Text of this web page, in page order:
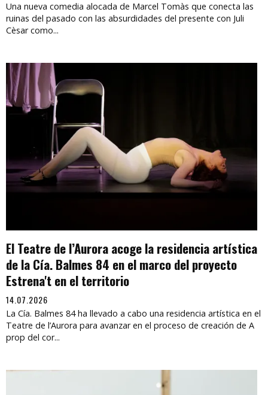
Una nueva comedia alocada de Marcel Tomàs que conecta las
ruinas del pasado con las absurdidades del presente con Juli
Cèsar como...
El Teatre de l’Aurora acoge la residencia artística
de la Cía. Balmes 84 en el marco del proyecto
Estrena't en el territorio
14.07.2026
La Cía. Balmes 84 ha llevado a cabo una residencia artística en el
Teatre de l’Aurora para avanzar en el proceso de creación de A
prop del cor...